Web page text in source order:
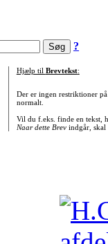
?
Hjælp til Brevtekst:
Der er ingen restriktioner
normalt.
Vil du f.eks. finde en tekst,
Naar dette Brevindgår, skal